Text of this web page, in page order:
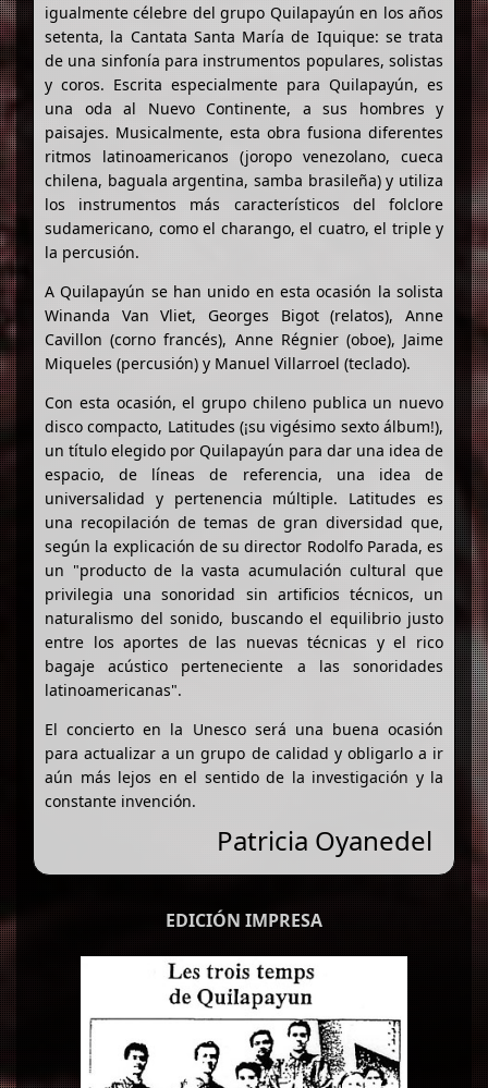
igualmente célebre del grupo Quilapayún en los años
setenta, la Cantata Santa María de Iquique: se trata
de una sinfonía para instrumentos populares, solistas
y coros. Escrita especialmente para Quilapayún, es
una oda al Nuevo Continente, a sus hombres y
paisajes. Musicalmente, esta obra fusiona diferentes
ritmos latinoamericanos (joropo venezolano, cueca
chilena, baguala argentina, samba brasileña) y utiliza
los instrumentos más característicos del folclore
sudamericano, como el charango, el cuatro, el triple y
la percusión.
A Quilapayún se han unido en esta ocasión la solista
Winanda Van Vliet, Georges Bigot (relatos), Anne
Cavillon (corno francés), Anne Régnier (oboe), Jaime
Miqueles (percusión) y Manuel Villarroel (teclado).
Con esta ocasión, el grupo chileno publica un nuevo
disco compacto, Latitudes (¡su vigésimo sexto álbum!),
un título elegido por Quilapayún para dar una idea de
espacio, de líneas de referencia, una idea de
universalidad y pertenencia múltiple. Latitudes es
una recopilación de temas de gran diversidad que,
según la explicación de su director Rodolfo Parada, es
un "producto de la vasta acumulación cultural que
privilegia una sonoridad sin artificios técnicos, un
naturalismo del sonido, buscando el equilibrio justo
entre los aportes de las nuevas técnicas y el rico
bagaje acústico perteneciente a las sonoridades
latinoamericanas".
El concierto en la Unesco será una buena ocasión
para actualizar a un grupo de calidad y obligarlo a ir
aún más lejos en el sentido de la investigación y la
constante invención.
Patricia Oyanedel
EDICIÓN IMPRESA